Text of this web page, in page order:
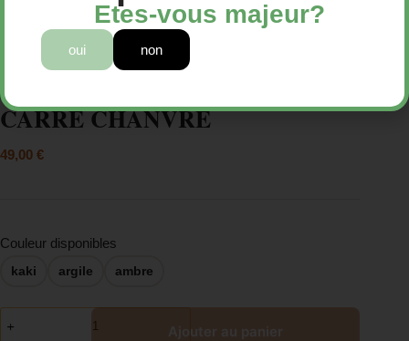
CARRÉ CHANVRE
49,00 €
Couleur disponibles
kaki argile ambre
Etes-vous majeur?
oui non